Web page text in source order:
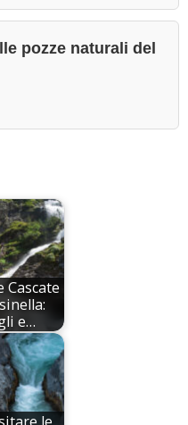
pozze naturali del
Cascate
e…